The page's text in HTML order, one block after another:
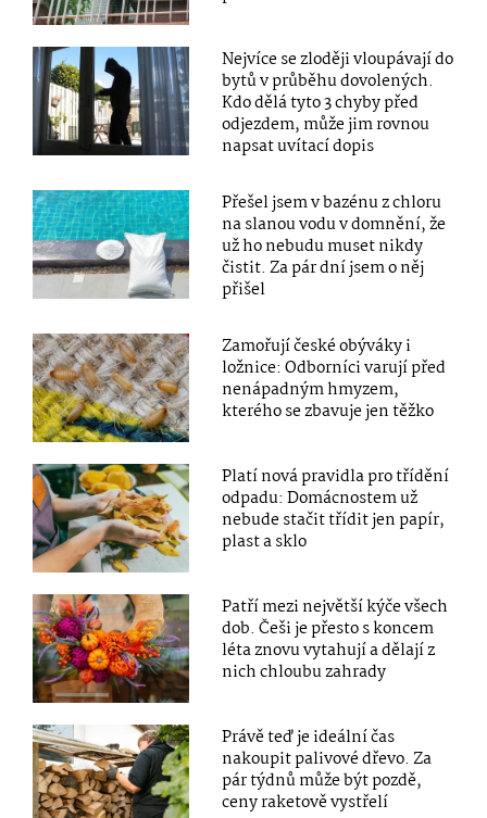
Nejvíce se zloději vloupávají do
bytů v průběhu dovolených.
Kdo dělá tyto 3 chyby před
odjezdem, může jim rovnou
napsat uvítací dopis
Přešel jsem v bazénu z chloru
na slanou vodu v domnění, že
už ho nebudu muset nikdy
čistit. Za pár dní jsem o něj
přišel
Zamořují české obýváky i
ložnice: Odborníci varují před
nenápadným hmyzem,
kterého se zbavuje jen těžko
Platí nová pravidla pro třídění
odpadu: Domácnostem už
nebude stačit třídit jen papír,
plast a sklo
Patří mezi největší kýče všech
dob. Češi je přesto s koncem
léta znovu vytahují a dělají z
nich chloubu zahrady
Právě teď je ideální čas
nakoupit palivové dřevo. Za
pár týdnů může být pozdě,
ceny raketově vystřelí